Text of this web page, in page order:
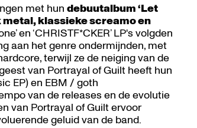
met hundebuutalbum ‘Let
klassieke screamo en
en ‘CHRISTF*CKER’ LP's volgden
aan het genre ondermijnden, met
terwijl ze de neiging van de
van Portrayal of Guilt heeft hun
EP) en EBM / goth
van de releases en de evolutie
van Portrayal of Guilt ervoor
geluid van de band.